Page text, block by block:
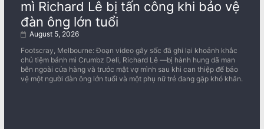
mì Richard Lê bị tấn công khi bảo vệ
đàn ông lớn tuổi
August 5, 2026
Footscray, Melbourne: Đoạn video gây sốc đã ghi lại khoảnh khắc
chủ tiệm bánh mì Crumbz Deli, Richard Lê —bị hành hung dã man
bên ngoài cửa hàng và trước mặt vợ mình sau khi can thiệp để bảo
vệ một người đàn ông lớn tuổi và một phụ nữ trẻ đang gặp khó khăn.